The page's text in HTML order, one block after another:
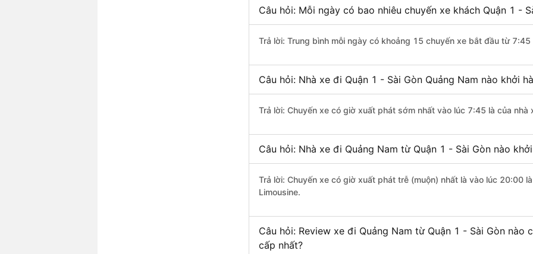
Câu hỏi: Mỗi ngày có bao nhiêu chuyến xe khách Quận 1 -
Trả lời: Trung bình mỗi ngày có khoảng 15 chuyến xe bắt đầu từ
Câu hỏi: Nhà xe đi Quận 1 - Sài Gòn Quảng Nam nào khởi
Trả lời: Chuyến xe có giờ xuất phát sớm nhất vào lúc 7:45 là của nhà
Câu hỏi: Nhà xe đi Quảng Nam từ Quận 1 - Sài Gòn nào
Trả lời: Chuyến xe có giờ xuất phát trễ (muộn) nhất là vào lúc 20:00
Limousine.
Câu hỏi: Review xe đi Quảng Nam từ Quận 1 - Sài Gòn
cấp nhất?